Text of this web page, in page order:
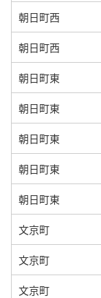
朝日町西
朝日町西
朝日町東
朝日町東
朝日町東
朝日町東
朝日町東
文京町
文京町
文京町